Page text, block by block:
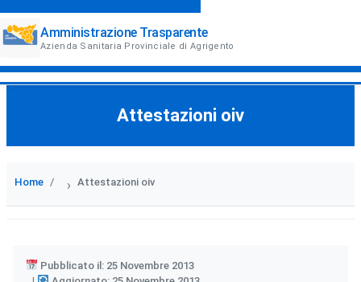
Amministrazione Trasparente
Azienda Sanitaria Provinciale di Agrigento
Attestazioni oiv
Home › Attestazioni oiv
Pubblicato il: 25 Novembre 2013